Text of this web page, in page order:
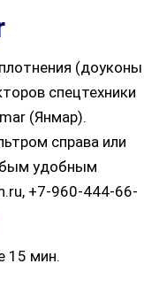
(доуконы
спецтехники
(Янмар).
справа или
удобным
+7-960-444-66-
15 мин.